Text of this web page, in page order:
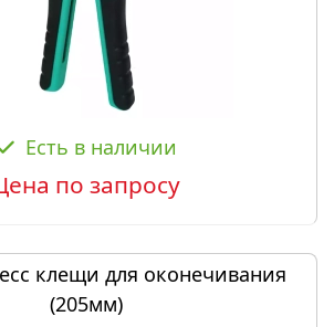
Есть в наличии
по запросу
клещи для оконечивания
(205мм)